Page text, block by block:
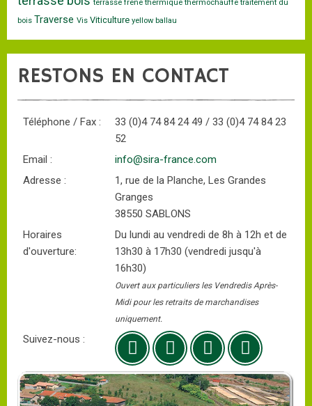
terrasse frenethermiquethermochauffetraitement du
bois Traverse Vis Viticulture yellow ballau
RESTONS EN CONTACT
Téléphone / Fax :
33 (0)4 74 84 24 49 / 33 (0)4 74 84 23
52
Email :
info@sira-france.com
Adresse :
1, rue de la Planche, Les Grandes
Granges
38550 SABLONS
Horaires
d'ouverture:
Du lundi au vendredi de 8h à 12h et de
13h30 à 17h30 (vendredi jusqu'à
16h30)
Ouvert aux particuliers les Vendredis Après-
Midi pour les retraits de marchandises
uniquement.
Suivez-nous :